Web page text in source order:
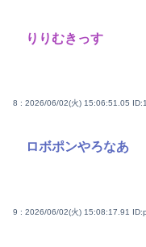
りりむきっす
8 : 2026/06/02(火) 15:06:51.05
ロボポンやろなあ
9 : 2026/06/02(火) 15:08:17.91